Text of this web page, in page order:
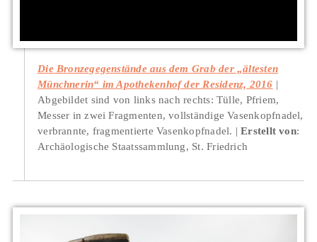
Die Bronzegegenstände aus dem Grab der „ältesten
Münchnerin“ im Apothekenhof der Residenz, 2016
Abgebildet sind von links nach rechts: Tülle, Pfriem,
Messer in zwei Fragmenten, vollständige Vasenkopfnadel,
verbrannte, fragmentierte Vasenkopfnadel.
Erstellt von:
Archäologische Staatssammlung, St. Friedrich